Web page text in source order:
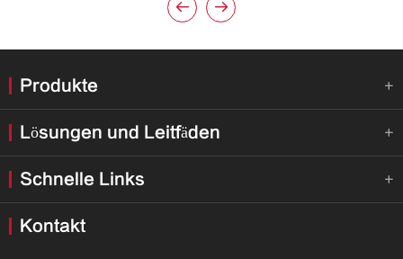
 
Produkte 
Lösungen und Leitfäden 
Schnelle Links 
Kontakt